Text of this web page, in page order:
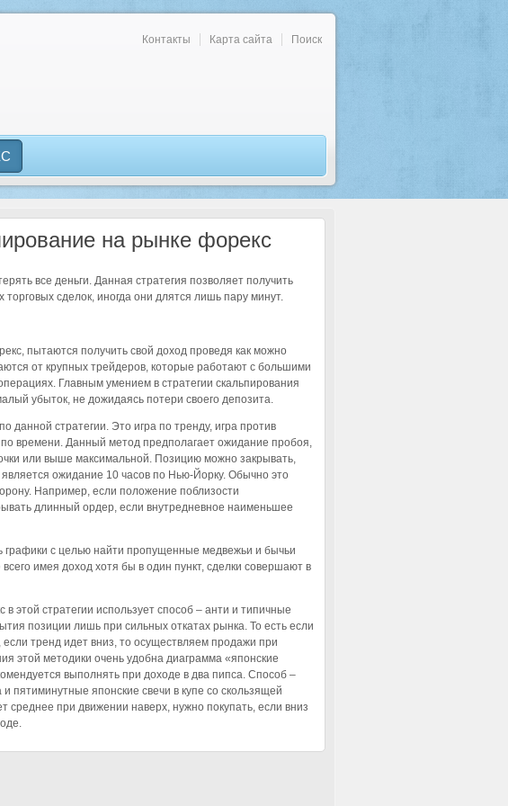
Контакты Карта сайта Поиск
на рынке форекс
все деньги. Данная стратегия позволяет получить
сделок, иногда они длятся лишь пару минут.
пытаются получить свой доход проведя как можно
от крупных трейдеров, которые работают с большими
Главным умением в стратегии скальпирования
убыток, не дожидаясь потери своего депозита.
данной стратегии. Это игра по тренду, игра против
времени. Данный метод предполагает ожидание пробоя,
или выше максимальной. Позицию можно закрывать,
ожидание 10 часов по Нью-Йорку. Обычно это
Например, если положение поблизости
длинный ордер, если внутредневное наименьшее
графики с целью найти пропущенные медвежьи и бычьи
имея доход хотя бы в один пункт, сделки совершают в
этой стратегии использует способ – анти и типичные
позиции лишь при сильных откатах рынка. То есть если
тренд идет вниз, то осуществляем продажи при
этой методики очень удобна диаграмма «японские
выполнять при доходе в два пипса. Способ –
пятиминутные японские свечи в купе со скользящей
среднее при движении наверх, нужно покупать, если вниз